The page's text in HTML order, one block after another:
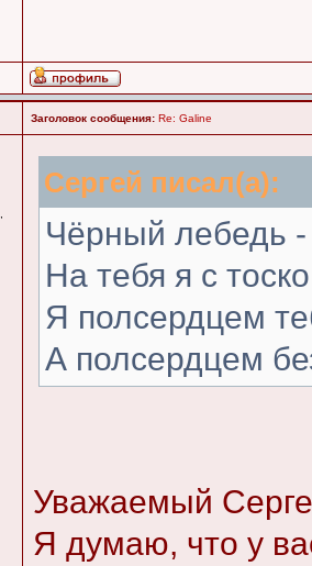
Заголовок сообщения: Re: Galine
Сергей писал(а):
Чёрный лебедь
На тебя я с
Я полсердцем
А полсердцем
Уважаемый
Я думаю, что у